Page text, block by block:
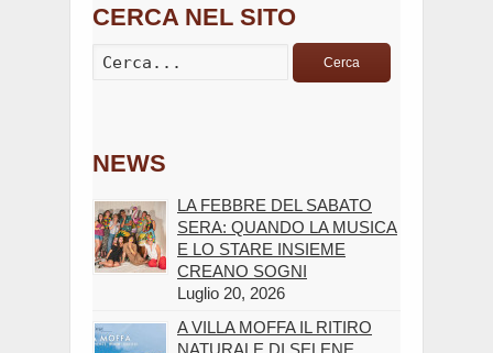
CERCA NEL SITO
Cerca
NEWS
LA FEBBRE DEL SABATO
SERA: QUANDO LA MUSICA
E LO STARE INSIEME
CREANO SOGNI
Luglio 20, 2026
A VILLA MOFFA IL RITIRO
NATURALE DI SELENE